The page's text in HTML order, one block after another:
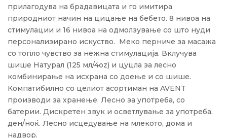
прилагодува на брадавицата и го имитира
природниот начин на цицање на бебето. 8 нивоа на
стимулации и 16 нивоа на одмолзување со што нуди
персонализирано искуство. Меко перниче за масажа
со топло чувство за нежна стимулација. Вклучува
шише Натурал (125 мл/4oz) и цуцла за лесно
комбинирање на исхрана со доење и со шише.
Компатибилно со целиот асортиман на AVENT
производи за хранење. Лесно за употреба, со
батерии. Дискретен звук и осветлување за употреба,
ден/ноќ. Лесно исцедување на млекото, дома и
надвор.